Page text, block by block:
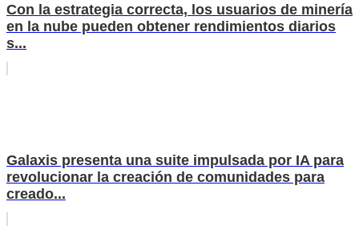
Con la estrategia correcta, los usuarios de minería
en la nube pueden obtener rendimientos diarios
s...
Galaxis presenta una suite impulsada por IA para
revolucionar la creación de comunidades para
creado...